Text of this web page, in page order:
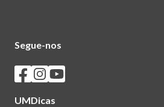
Segue-nos
Seguir os SASUM no Facebook
Seguir os SASUM no Instagram
Seguir os SASUM no Youtube
UMDicas